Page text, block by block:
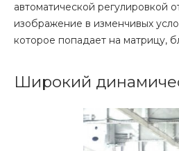
автоматической регулировкой
изображение в изменчивых
которое попадает на матрицу,
Широкий